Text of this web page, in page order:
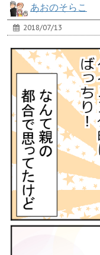
あおのそらこ
2018/07/13